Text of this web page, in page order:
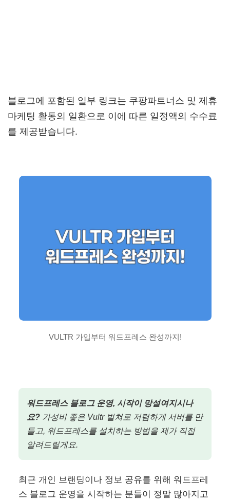
블로그에 포함된 일부 링크는 쿠팡파트너스 및 제휴
마케팅 활동의 일환으로 이에 따른 일정액의 수수료
를 제공받습니다.
VULTR 가입부터 워드프레스 완성까지!
워드프레스 블로그 운영, 시작이 망설여지시나
요? 가성비 좋은 Vultr 벌쳐로 저렴하게 서버를 만
들고, 워드프레스를 설치하는 방법을 제가 직접
알려드릴게요.
최근 개인 브랜딩이나 정보 공유를 위해 워드프레
스 블로그 운영을 시작하는 분들이 정말 많아지고